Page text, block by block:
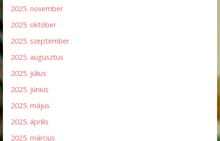
2025. november
2025. október
2025. szeptember
2025. augusztus
2025. július
2025. június
2025. május
2025. április
2025. március